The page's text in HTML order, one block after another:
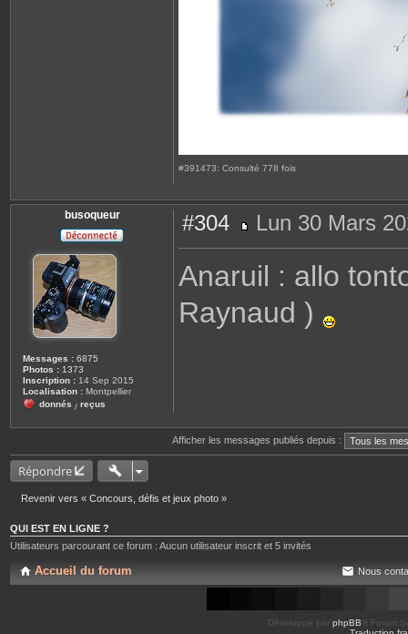
#391473: Consulté 778 fois
busoqueur
Messages : 6875
Photos : 1373
Inscription : 14 Sep 2015
Localisation : Montpellier
donnés / reçus
#304
e
a
Lun 30 Mars
Anaruil : allo
Raynaud )
Afficher les messages publiés depuis :
Répondre
Revenir vers « Concours, défis et jeux photo »
QUI EST EN LIGNE ?
Utilisateurs parcourant ce forum : Aucun utilisateur inscrit et 5 invités
Accueil du forum Nous
Développé par phpBB ® Forum